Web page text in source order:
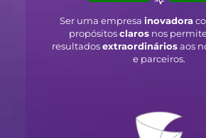
Ser uma empresa inovadora
propósitosclarosnos
resultadosextraordináriosaos
e parceiros.